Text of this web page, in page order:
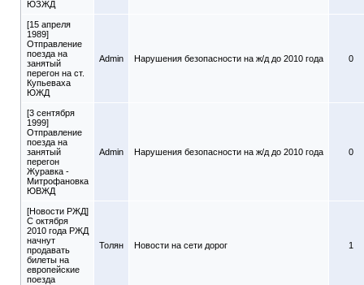
ЮЗЖД
[15 апреля
1989]
Отправление
поезда на
занятый
перегон на ст.
Купьеваха
ЮЖД
Admin Нарушения безопасности на ж/д до 2010 года 0
[3 сентября
1999]
Отправление
поезда на
занятый
перегон
Журавка -
Митрофановка
ЮВЖД
Admin Нарушения безопасности на ж/д до 2010 года 0
[Новости РЖД]
С октября
2010 года РЖД
начнут
продавать
билеты на
европейские
поезда
Толян Новости на сети дорог 1